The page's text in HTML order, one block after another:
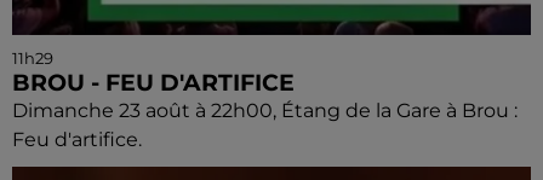
11h29
BROU - FEU D'ARTIFICE
Dimanche 23 août à 22h00, Étang de la Gare à Brou :
Feu d'artifice.